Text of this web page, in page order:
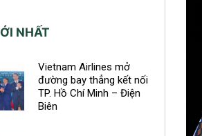
NHẤT
Vietnam Airlines mở
đường bay thẳng kết nối
TP. Hồ Chí Minh – Điện
Biên